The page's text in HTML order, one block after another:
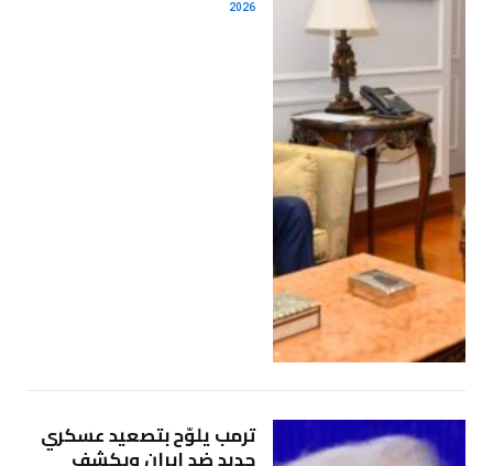
2026
ترمب يلوّح بتصعيد عسكري